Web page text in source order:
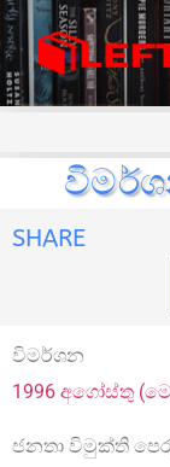
SHARE
විමර්ශන
1996 අගෝස්තු
ජනතා විමුක්ති